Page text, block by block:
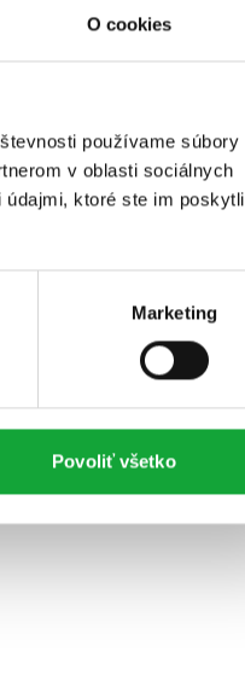
O cookies
používame súbory
v oblasti sociálnych
ktoré ste im poskytli
Marketing
Povoliť všetko